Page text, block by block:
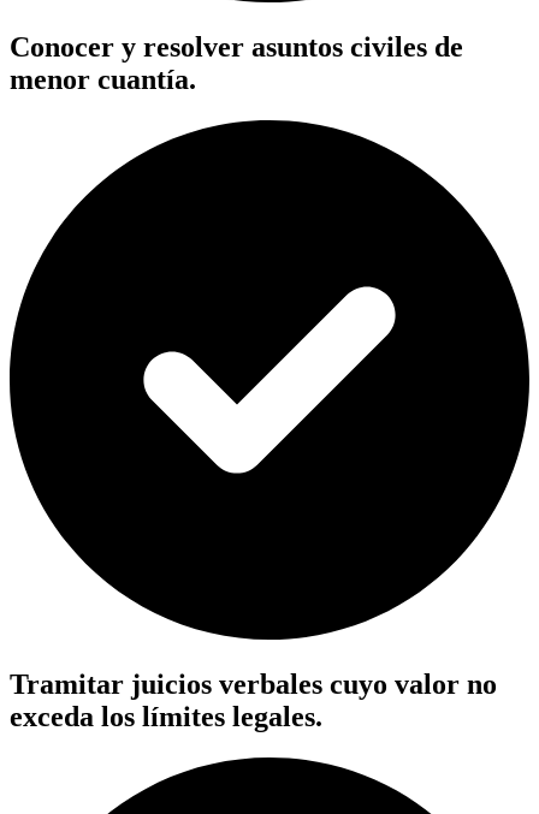
Conocer y resolver asuntos civiles de
menor cuantía.
Tramitar juicios verbales cuyo valor no
exceda los límites legales.